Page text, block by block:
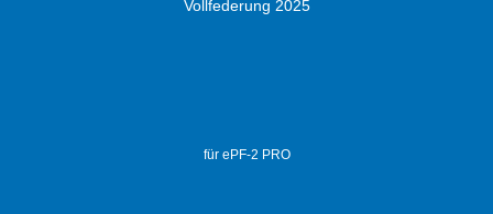
für ePF-2 PRO